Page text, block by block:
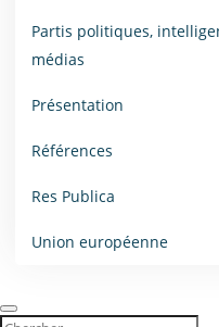
Partis politiques,
médias
Présentation
Références
Res Publica
Union européenne